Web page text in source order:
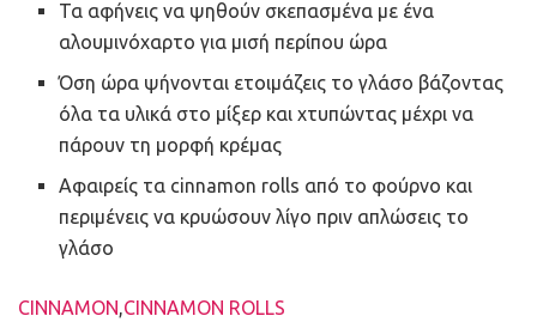
Τα αφήνεις να ψηθούν σκεπασμένα με ένα
αλουμινόχαρτο για μισή περίπου ώρα
Όση ώρα ψήνονται ετοιμάζεις το γλάσο βάζοντας
όλα τα υλικά στο μίξερ και χτυπώντας μέχρι να
πάρουν τη μορφή κρέμας
Αφαιρείς τα cinnamon rolls από το φούρνο και
περιμένεις να κρυώσουν λίγο πριν απλώσεις το
γλάσο
Ετικέτες
CINNAMON CINNAMON ROLLS